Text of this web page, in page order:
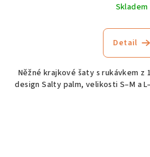
Skladem
Detail
Něžné krajkové šaty s rukávkem z
design Salty palm, velikosti S–M a